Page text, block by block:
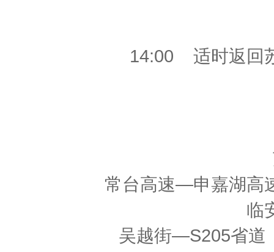
14:00 适时返回
常台高速—申嘉湖
临
吴越街—S205省道